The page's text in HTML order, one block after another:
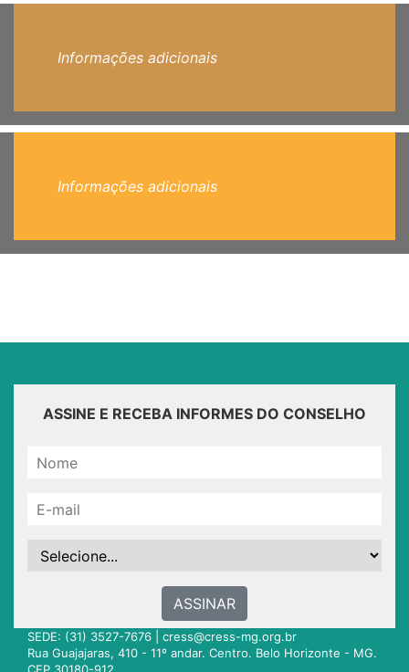
Informações adicionais
Informações adicionais
ASSINE E RECEBA INFORMES DO CONSELHO
ASSINAR
SEDE: (31) 3527-7676 | cress@cress-mg.org.br
Rua Guajajaras, 410 - 11º andar. Centro. Belo Horizonte - MG.